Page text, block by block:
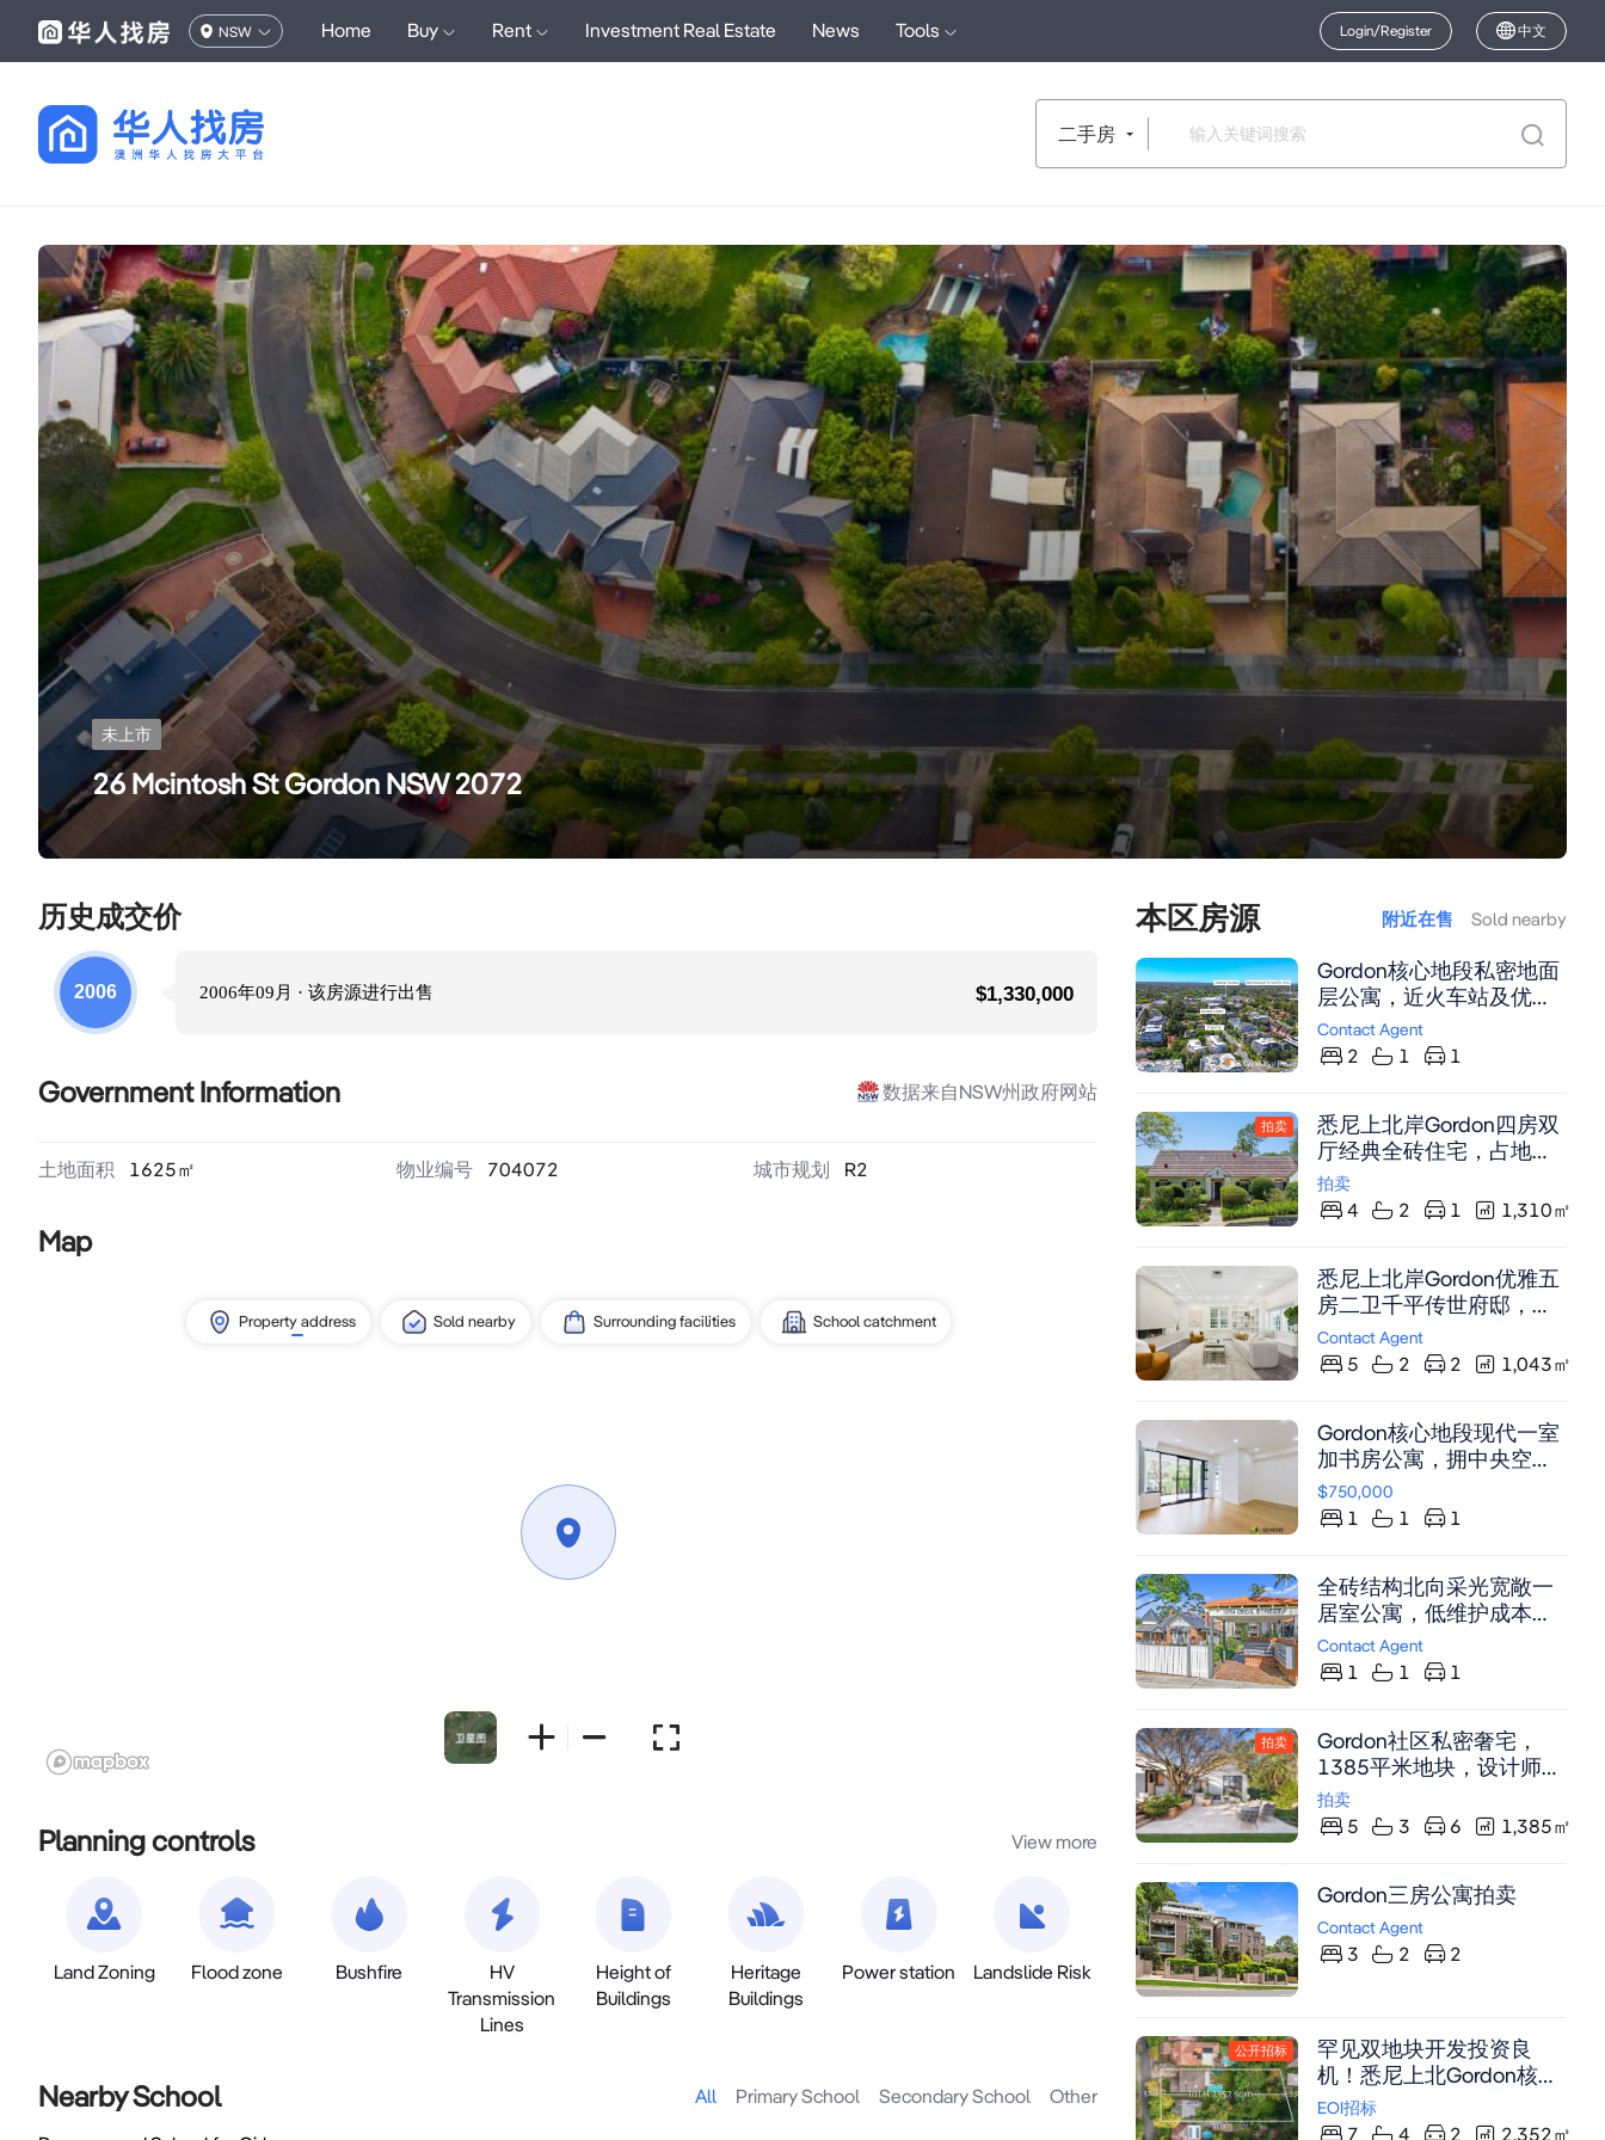
NSW Home Buy Rent Investment Real Estate News Tools Login/Register 中文
二手房
未上市
26 Mcintosh St Gordon NSW 2072
历史成交价
2006 2006年09月 · 该房源进行出售 $1,330,000
Government Information 数据来自NSW州政府网站
土地面积 1625㎡ 物业编号 704072 城市规划 R2
Map
Property address Sold nearby Surrounding facilities School catchment
Planning controls View more
Land Zoning Flood zone Bushfire
HV
Transmission
Lines
Height of
Buildings
Heritage
Buildings
Power station Landslide Risk
Nearby School All Primary School Secondary School Other
本区房源 附近在售 Sold nearby
Gordon核心地段私密地面
层公寓，近火车站及优质
学校，采光充足，现代厨
房，带私人后院绿洲。
Contact Agent
2 1 1
拍卖
悉尼上北岸Gordon四房双
厅经典全砖住宅，占地
1310平米，60年来首度
上市，步行至火车站、名
拍卖
4 2 1 1,310㎡
悉尼上北岸Gordon优雅五
房二卫千平传世府邸，稀
缺双面临街，无历史保护
限制，精美雕花天花板，
开放式起居与阳光户外大
露台完美契合，顶流学区
环伺
Contact Agent
5 2 2 1,043㎡
Gordon核心地段现代一室
加书房公寓，拥中央空调
与庭院景观
$750,000
1 1 1
全砖结构北向采光宽敞一
居室公寓，低维护成本，
轮椅友好设计，临近
Gordon火车站及购物中心
Contact Agent
1 1 1
拍卖
Gordon社区私密奢宅，
1385平米地块，设计师匠
心，步行即达车站名校。
拍卖
5 3 6 1,385㎡
Gordon三房公寓拍卖
Contact Agent
3 2 2
公开招标
罕见双地块开发投资良
机！悉尼上北Gordon核心
地段2,352平米大地块，
32米临街面， LMR分区，
EOI招标
7 4 2 2,352㎡